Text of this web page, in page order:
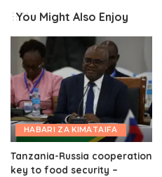
You Might Also Enjoy
HABARI ZA KIMATAIFA
Tanzania-Russia cooperation
key to food security –